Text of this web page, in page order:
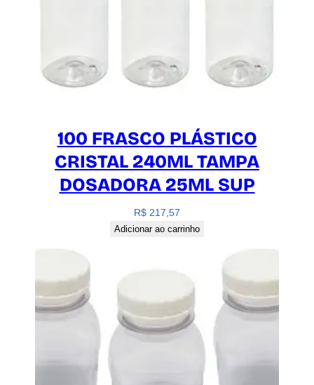
100 FRASCO PLÁSTICO
CRISTAL 240ML TAMPA
DOSADORA 25ML SUP
R$ 217,57
Adicionar ao carrinho